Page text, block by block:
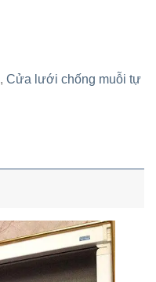
, Cửa lưới chống muỗi tự